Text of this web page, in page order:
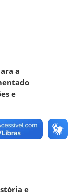
a
e
e